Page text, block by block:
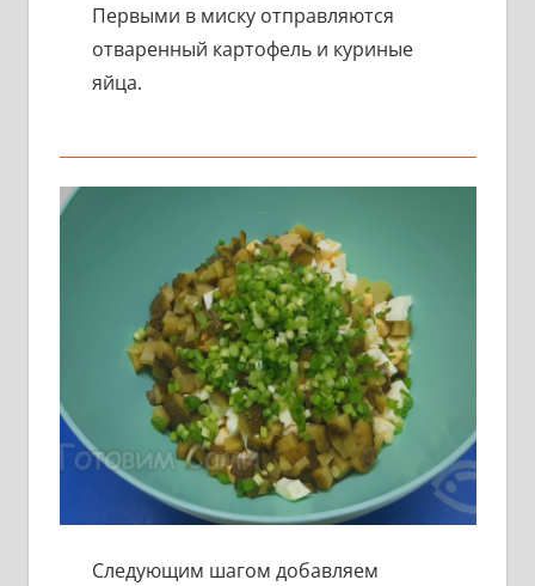
Первыми в миску отправляются
отваренный картофель и куриные
яйца.
Следующим шагом добавляем